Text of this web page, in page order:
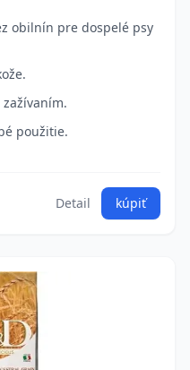
obilnín pre dospelé psy
použitie.
Detail kúpiť